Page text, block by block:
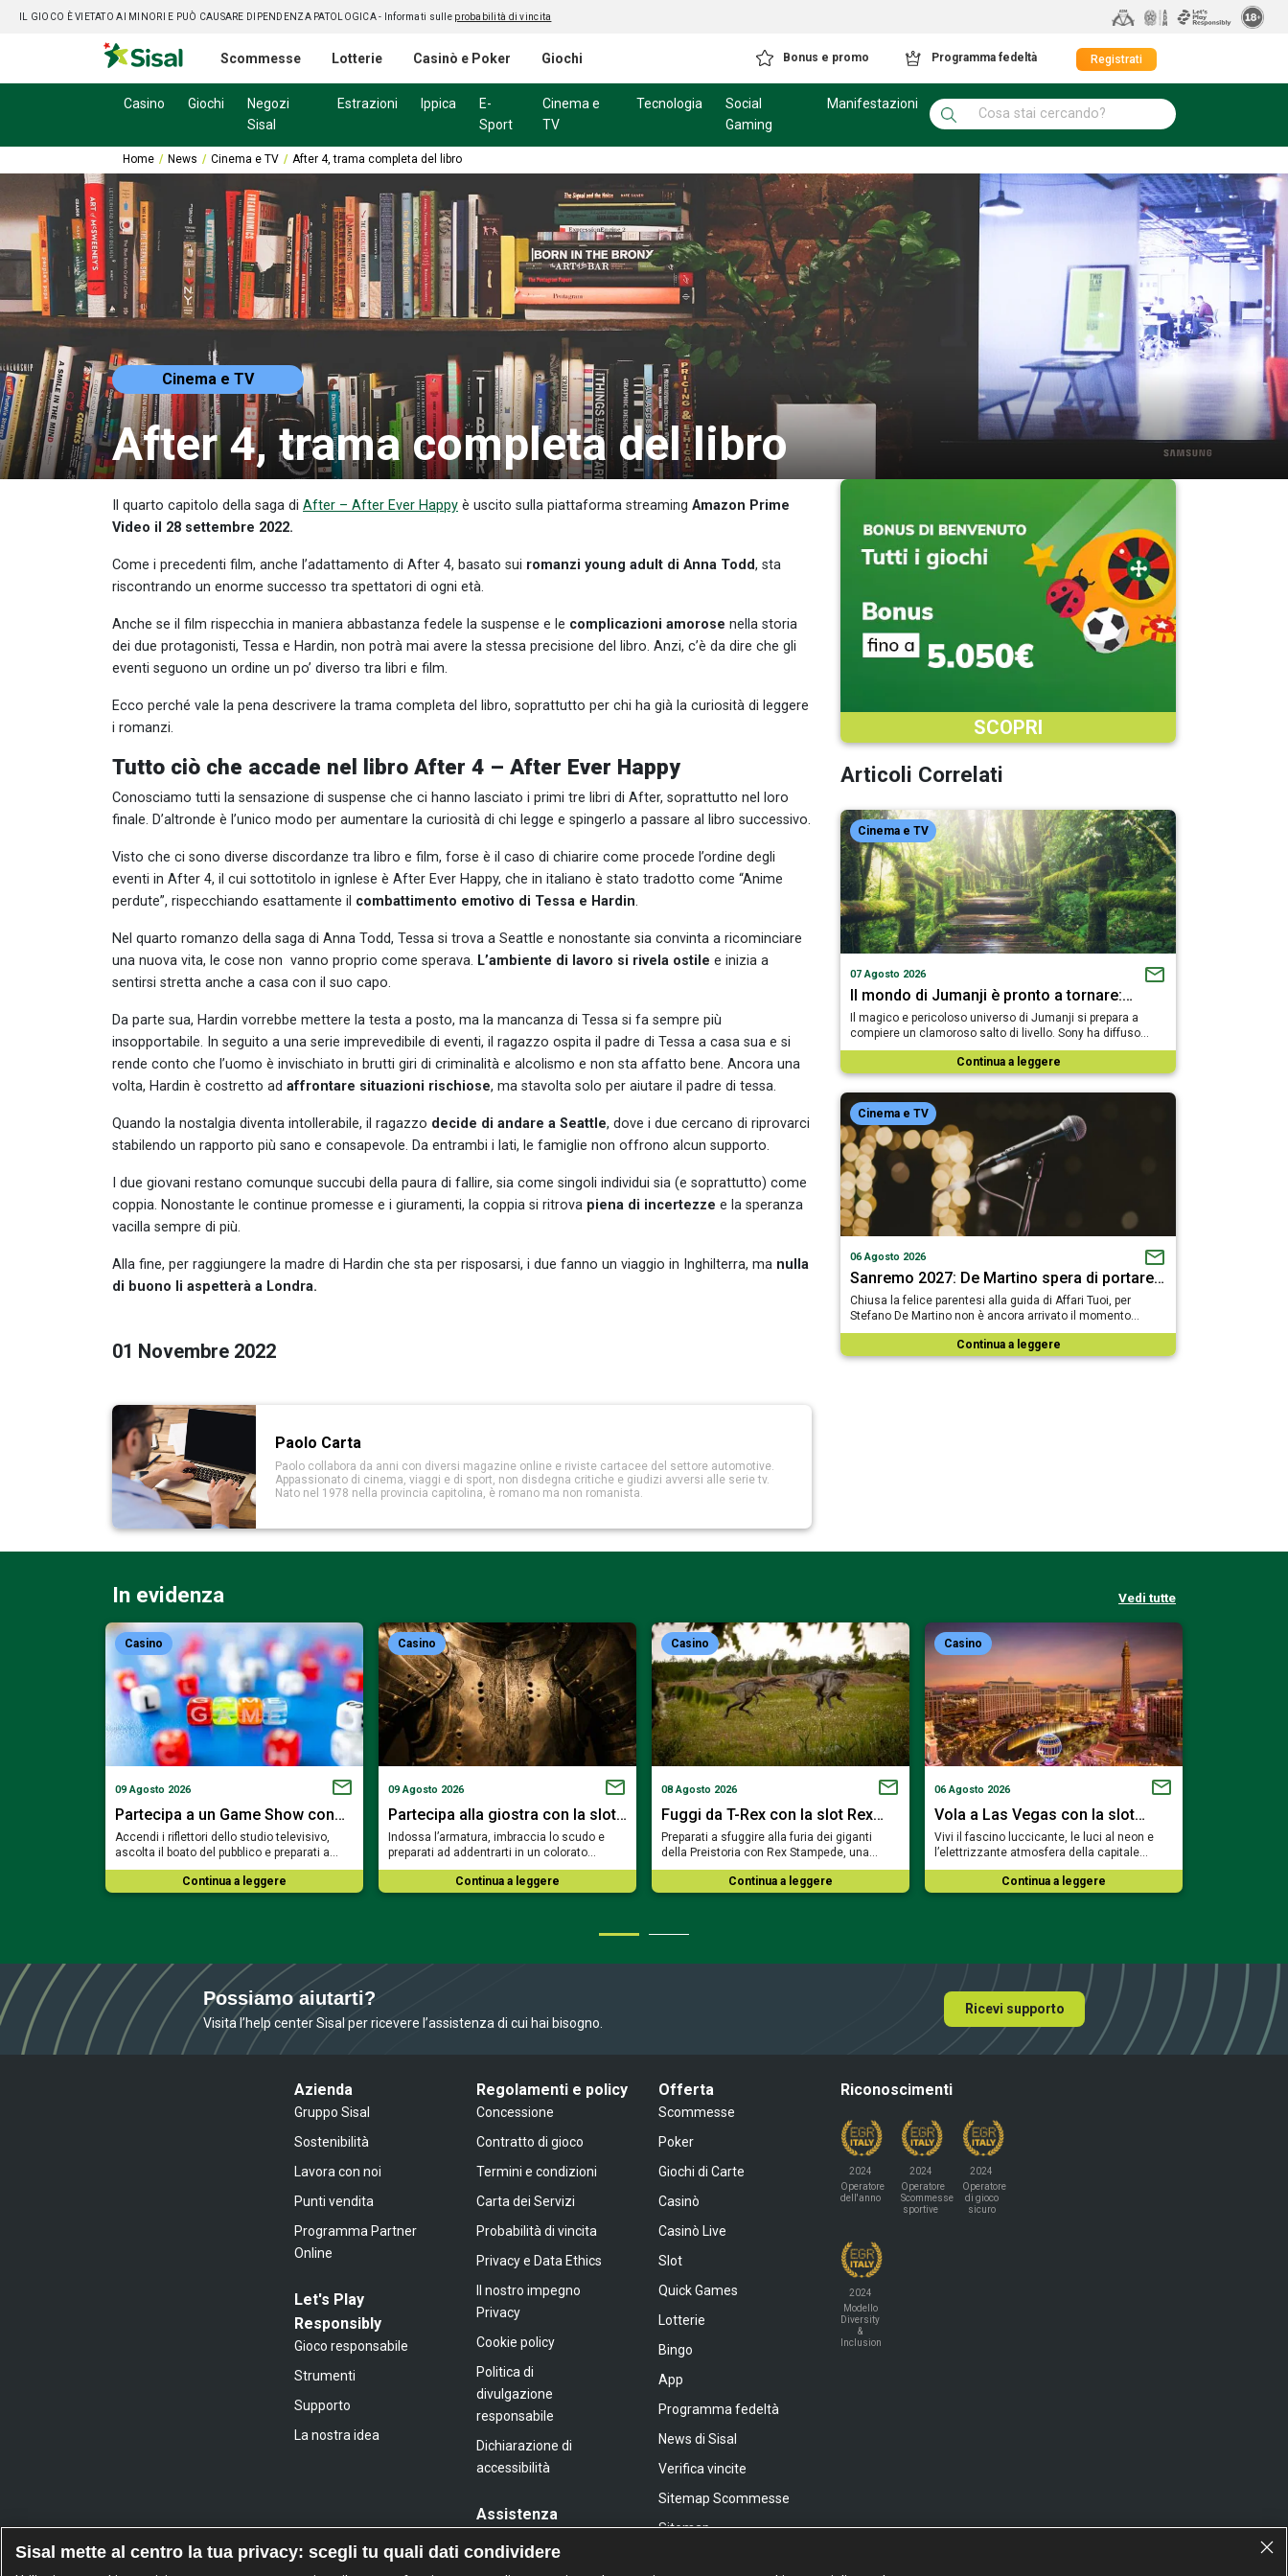
IL GIOCO È VIETATO AI MINORI E PUÒ CAUSARE DIPENDENZA PATOLOGICA - Informati sulle probabilità di vincita
Scommesse Lotterie Casinò e Poker Giochi Bonus e promo Programma fedeltà Registrati
Casino Giochi
Negozi
Sisal
Estrazioni Ippica
E-
Sport
Cinema e
TV
Tecnologia
Social
Gaming
Manifestazioni
Home News Cinema e TV After 4, trama completa del libro
Cinema e TV
After 4, trama completa del libro
Il quarto capitolo della saga di After – After Ever Happy è uscito sulla piattaforma streaming Amazon Prime
Video il 28 settembre 2022.
Come i precedenti film, anche l’adattamento di After 4, basato sui romanzi young adult di Anna Todd, sta
riscontrando un enorme successo tra spettatori di ogni età.
Anche se il film rispecchia in maniera abbastanza fedele la suspense e le complicazioni amorose nella storia
dei due protagonisti, Tessa e Hardin, non potrà mai avere la stessa precisione del libro. Anzi, c’è da dire che gli
eventi seguono un ordine un po’ diverso tra libri e film.
Ecco perché vale la pena descrivere la trama completa del libro, soprattutto per chi ha già la curiosità di leggere
i romanzi.
Tutto ciò che accade nel libro After 4 – After Ever Happy
Conosciamo tutti la sensazione di suspense che ci hanno lasciato i primi tre libri di After, soprattutto nel loro
finale. D’altronde è l’unico modo per aumentare la curiosità di chi legge e spingerlo a passare al libro successivo.
Visto che ci sono diverse discordanze tra libro e film, forse è il caso di chiarire come procede l’ordine degli
eventi in After 4, il cui sottotitolo in ignlese è After Ever Happy, che in italiano è stato tradotto come “Anime
perdute”, rispecchiando esattamente il combattimento emotivo di Tessa e Hardin.
Nel quarto romanzo della saga di Anna Todd, Tessa si trova a Seattle e nonostante sia convinta a ricominciare
una nuova vita, le cose non vanno proprio come sperava. L’ambiente di lavoro si rivela ostile e inizia a
sentirsi stretta anche a casa con il suo capo.
Da parte sua, Hardin vorrebbe mettere la testa a posto, ma la mancanza di Tessa si fa sempre più
insopportabile. In seguito a una serie imprevedibile di eventi, il ragazzo ospita il padre di Tessa a casa sua e si
rende conto che l’uomo è invischiato in brutti giri di criminalità e alcolismo e non sta affatto bene. Ancora una
volta, Hardin è costretto ad affrontare situazioni rischiose, ma stavolta solo per aiutare il padre di tessa.
Quando la nostalgia diventa intollerabile, il ragazzo decide di andare a Seattle, dove i due cercano di riprovarci
stabilendo un rapporto più sano e consapevole. Da entrambi i lati, le famiglie non offrono alcun supporto.
I due giovani restano comunque succubi della paura di fallire, sia come singoli individui sia (e soprattutto) come
coppia. Nonostante le continue promesse e i giuramenti, la coppia si ritrova piena di incertezze e la speranza
vacilla sempre di più.
Alla fine, per raggiungere la madre di Hardin che sta per risposarsi, i due fanno un viaggio in Inghilterra, ma nulla
di buono li aspetterà a Londra.
01 Novembre 2022
Paolo Carta
Paolo collabora da anni con diversi magazine online e riviste cartacee del settore automotive.
Appassionato di cinema, viaggi e di sport, non disdegna critiche e giudizi avversi alle serie tv.
Nato nel 1978 nella provincia capitolina, è romano ma non romanista.
SCOPRI
Articoli Correlati
Cinema e TV
07 Agosto 2026
Il mondo di Jumanji è pronto a tornare:…
Il magico e pericoloso universo di Jumanji si prepara a
compiere un clamoroso salto di livello. Sony ha diffuso…
Continua a leggere
Cinema e TV
06 Agosto 2026
Sanremo 2027: De Martino spera di portare…
Chiusa la felice parentesi alla guida di Affari Tuoi, per
Stefano De Martino non è ancora arrivato il momento…
Continua a leggere
In evidenza Vedi tutte
Casino
09 Agosto 2026
Partecipa a un Game Show con…
Accendi i riflettori dello studio televisivo,
ascolta il boato del pubblico e preparati a…
Continua a leggere
Casino
09 Agosto 2026
Partecipa alla giostra con la slot…
Indossa l’armatura, imbraccia lo scudo e
preparati ad addentrarti in un colorato…
Continua a leggere
Casino
08 Agosto 2026
Fuggi da T-Rex con la slot Rex…
Preparati a sfuggire alla furia dei giganti
della Preistoria con Rex Stampede, una…
Continua a leggere
Casino
06 Agosto 2026
Vola a Las Vegas con la slot…
Vivi il fascino luccicante, le luci al neon e
l’elettrizzante atmosfera della capitale…
Continua a leggere
Possiamo aiutarti?
Visita l’help center Sisal per ricevere l’assistenza di cui hai bisogno.
Ricevi supporto
Azienda
Gruppo Sisal
Sostenibilità
Lavora con noi
Punti vendita
Programma Partner
Online
Let's Play
Responsibly
Gioco responsabile
Strumenti
Supporto
La nostra idea
Regolamenti e policy
Concessione
Contratto di gioco
Termini e condizioni
Carta dei Servizi
Probabilità di vincita
Privacy e Data Ethics
Il nostro impegno
Privacy
Cookie policy
Politica di
divulgazione
responsabile
Dichiarazione di
accessibilità
Assistenza
Offerta
Scommesse
Poker
Giochi di Carte
Casinò
Casinò Live
Slot
Quick Games
Lotterie
Bingo
App
Programma fedeltà
News di Sisal
Verifica vincite
Sitemap Scommesse
Sitemap
Riconoscimenti
2024
Operatore
dell'anno
2024
Operatore
Scommesse
sportive
2024
Operatore
di gioco
sicuro
2024
Modello
Diversity
&
Inclusion
Sisal mette al centro la tua privacy: scegli tu quali dati condividere